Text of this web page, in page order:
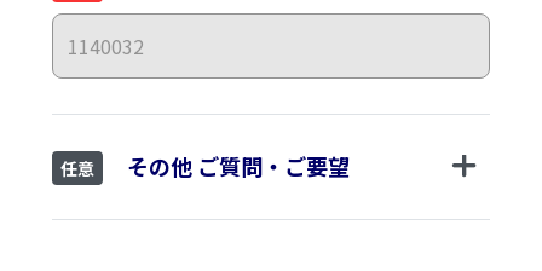
任意 その他 ご質問・ご要望